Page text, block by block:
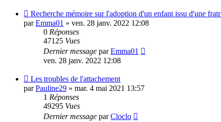
Recherche mémoire sur l'adoption d'un enfant issu d'une
parEmma01 » ven. 28 janv. 2022 12:08
0 Réponses
47125 Vues
Dernier message parEmma01
ven. 28 janv. 2022 12:08
Les troubles de l'attachement
parPauline29 » mar. 4 mai 2021 13:57
1 Réponses
49295 Vues
Dernier message parCloclo